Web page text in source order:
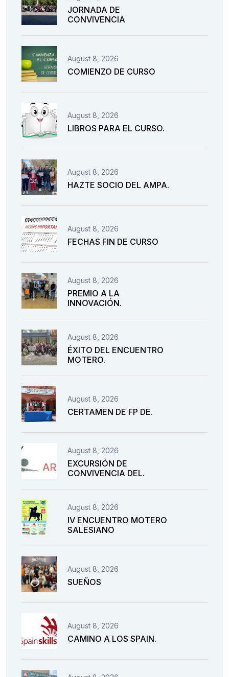
JORNADA DE
CONVIVENCIA
August 8, 2026
COMIENZO DE CURSO
August 8, 2026
LIBROS PARA EL CURSO.
August 8, 2026
HAZTE SOCIO DEL AMPA.
August 8, 2026
FECHAS FIN DE CURSO
August 8, 2026
PREMIO A LA
INNOVACIÓN.
August 8, 2026
ÉXITO DEL ENCUENTRO
MOTERO.
August 8, 2026
CERTAMEN DE FP DE.
August 8, 2026
EXCURSIÓN DE
CONVIVENCIA DEL.
August 8, 2026
IV ENCUENTRO MOTERO
SALESIANO
August 8, 2026
SUEÑOS
August 8, 2026
CAMINO A LOS SPAIN.